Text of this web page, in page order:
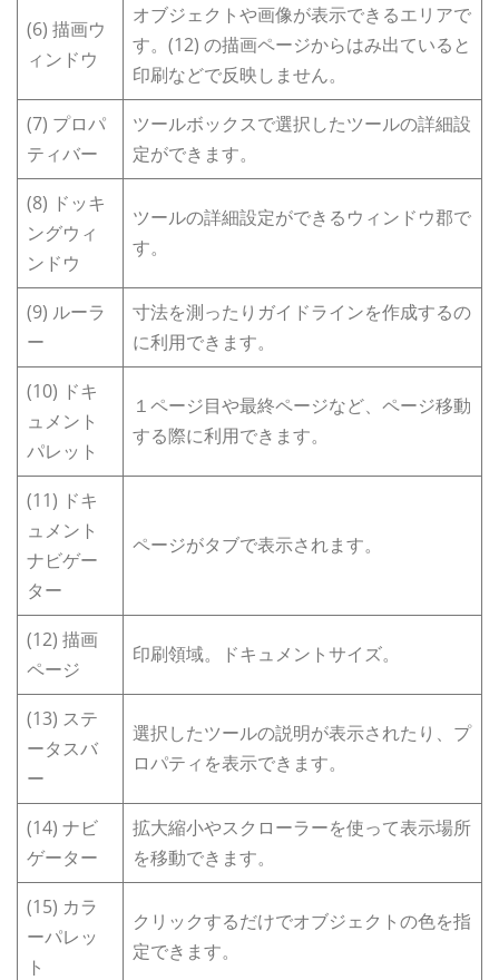
(6) 描画ウ
ィンドウ
オブジェクトや画像が表示できるエリアで
す。(12) の描画ページからはみ出ていると
印刷などで反映しません。
(7) プロパ
ティバー
ツールボックスで選択したツールの詳細設
定ができます。
(8) ドッキ
ングウィ
ンドウ
ツールの詳細設定ができるウィンドウ郡で
す。
(9) ルーラ
ー
寸法を測ったりガイドラインを作成するの
に利用できます。
(10) ドキ
ュメント
パレット
１ページ目や最終ページなど、ページ移動
する際に利用できます。
(11) ドキ
ュメント
ナビゲー
ター
ページがタブで表示されます。
(12) 描画
ページ
印刷領域。ドキュメントサイズ。
(13) ステ
ータスバ
ー
選択したツールの説明が表示されたり、プ
ロパティを表示できます。
(14) ナビ
ゲーター
拡大縮小やスクローラーを使って表示場所
を移動できます。
(15) カラ
ーパレッ
ト
クリックするだけでオブジェクトの色を指
定できます。